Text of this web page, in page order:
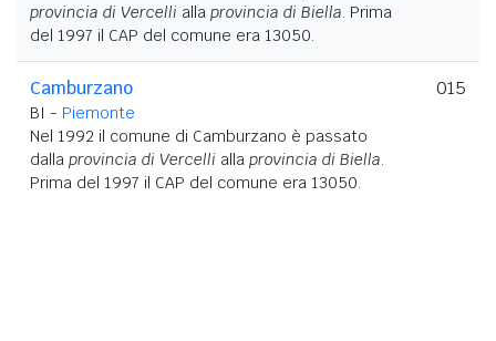
provincia di Vercelli alla provincia di Biella. Prima
del 1997 il CAP del comune era 13050.
Camburzano
BI - Piemonte
Nel 1992 il comune di Camburzano è passato
dalla provincia di Vercelli alla provincia di Biella.
Prima del 1997 il CAP del comune era 13050.
015